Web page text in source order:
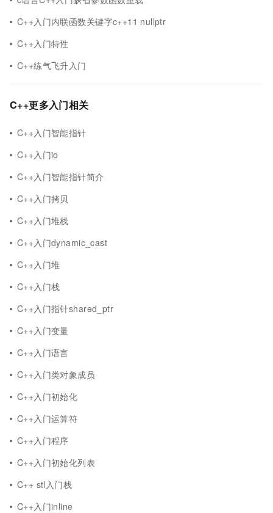
C++入门内联函数关键字c++11 nullptr
C++入门特性
C++练气飞升入门
C++更多入门相关
C++入门智能指针
C++入门io
C++入门智能指针简介
C++入门拷贝
C++入门堆栈
C++入门dynamic_cast
C++入门堆
C++入门栈
C++入门指针shared_ptr
C++入门变量
C++入门语言
C++入门类对象成员
C++入门初始化
C++入门运算符
C++入门程序
C++入门初始化列表
C++ stl入门栈
C++入门inline